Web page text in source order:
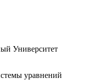
Университет